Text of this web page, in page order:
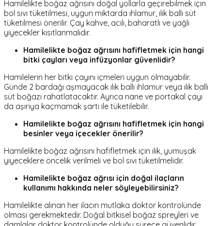
Hamilelikte boğaz ağrısını doğal yollarla geçirebilmek için
bol sıvı tüketilmesi, uygun miktarda ıhlamur, ılık ballı süt
tüketilmesi önerilir. Çay kahve, acılı, baharatlı ve yağlı
yiyecekler kısıtlanmalıdır.
Hamilelikte boğaz ağrısını hafifletmek için hangi
bitki çayları veya infüzyonlar güvenlidir?
Hamilelerin her bitki çayını içmeleri uygun olmayabilir.
Günde 2 bardağı aşmayacak ılık ballı ıhlamur veya ılık ballı
süt boğazı rahatlatacaktır. Ayrıca nane ve portakal çayı
da aşırıya kaçmamak şartı ile tüketilebilir.
Hamilelikte boğaz ağrısını hafifletmek için hangi
besinler veya içecekler önerilir?
Hamilelikte boğaz ağrısını hafifletmek için ılık, yumuşak
yiyeceklere öncelik verilmeli ve bol sıvı tüketilmelidir.
Hamilelikte boğaz ağrısı için doğal ilaçların
kullanımı hakkında neler söyleyebilirsiniz?
Hamilelikte alınan her ilacın mutlaka doktor kontrolünde
olması gerekmektedir. Doğal bitkisel boğaz spreyleri ve